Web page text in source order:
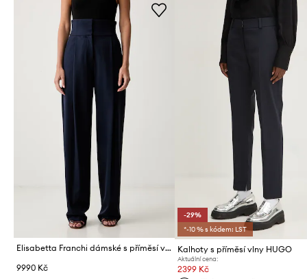
Elisabetta Franchi dámské s příměsí vlny
9990 Kč
-29%
*-10 % s kódem: LST
Kalhoty s příměsí vlny HUGO
Aktuální cena:
2399 Kč